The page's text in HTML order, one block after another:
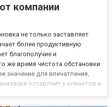
компании
не только заставляет
более продуктивную
благополучие и
же время чистота обстановки
для впечатления,
оставляет у клиентов и